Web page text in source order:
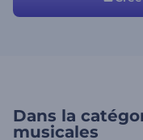
Dans la
musicales